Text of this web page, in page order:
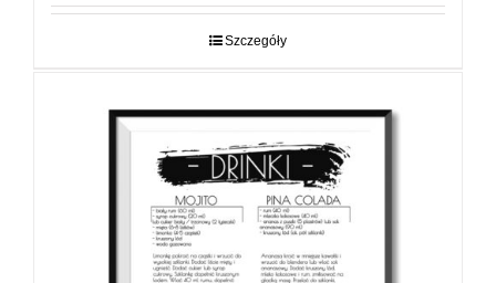
29,00 zł
Szczegóły